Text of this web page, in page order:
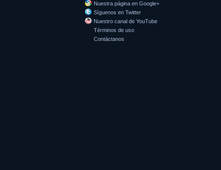
Nuestra página en Google+
Síguenos en Twitter
Nuestro canal de YouTube
Términos de uso
Contáctanos